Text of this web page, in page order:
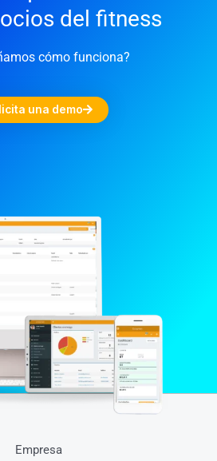
del fitness
cómo funciona?
una demo
Empresa